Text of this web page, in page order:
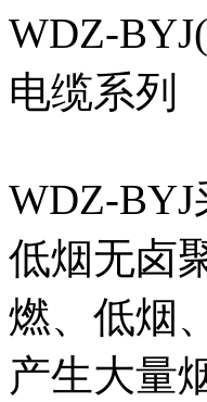
WDZ-
电缆系列
WDZ-
低烟无卤
燃、低烟
产生大量